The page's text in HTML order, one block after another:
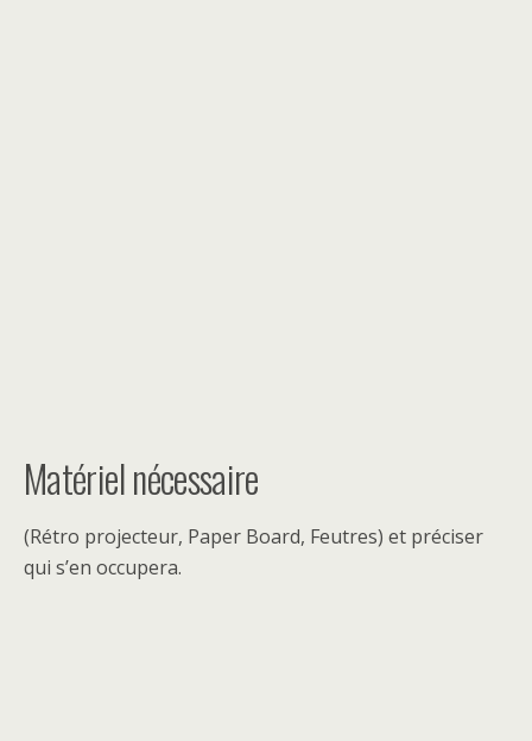
Matériel nécessaire
(Rétro projecteur, Paper Board, Feutres) et préciser
qui s’en occupera.